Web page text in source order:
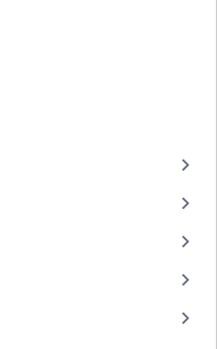
keyboard_arrow_right
keyboard_arrow_right
keyboard_arrow_right
keyboard_arrow_right
keyboard_arrow_right